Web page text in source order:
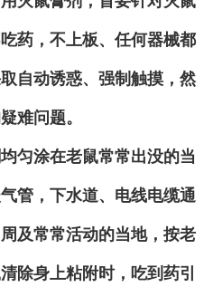
药，不上板、任何器械都
自动诱惑、强制触摸，然
难问题。
匀涂在老鼠常常出没的当
管，下水道、电线电缆通
及常常活动的当地，按老
除身上粘附时，吃到药引